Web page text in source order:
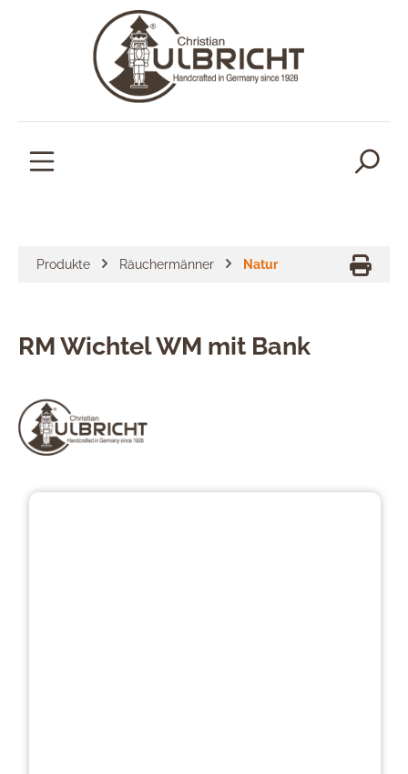
Produkte Räuchermänner Natur
RM Wichtel WM mit Bank